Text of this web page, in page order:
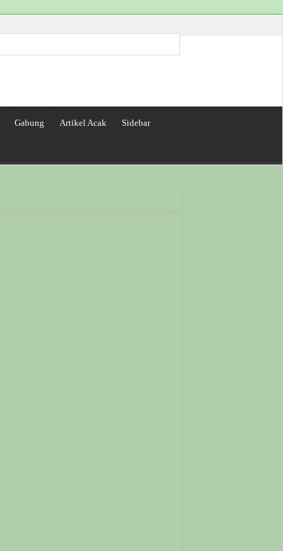
Gabung Artikel Acak Sidebar